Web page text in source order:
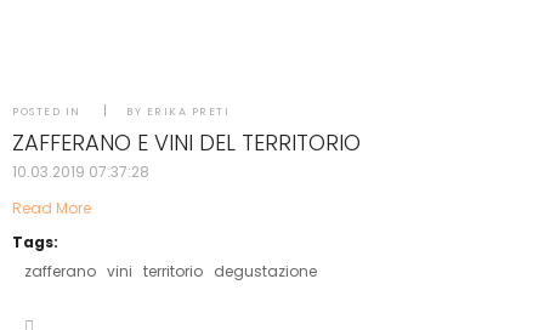
POSTED IN BY ERIKA PRETI
ZAFFERANO E VINI DEL TERRITORIO
10.03.2019 07:37:28
Read More
Tags:
zafferano vini territorio degustazione